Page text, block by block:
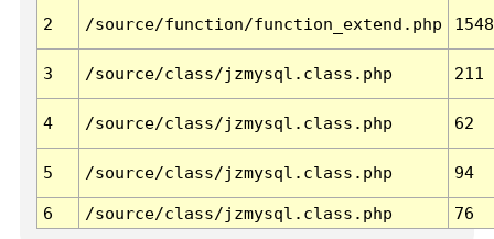
2 /source/function/function_extend.php 1548
3 /source/class/jzmysql.class.php 211
4 /source/class/jzmysql.class.php 62
5 /source/class/jzmysql.class.php 94
6 /source/class/jzmysql.class.php 76